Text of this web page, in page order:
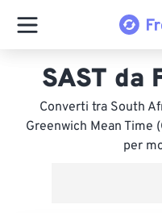
SAST da
Converti tra South
Greenwich Mean Time
per